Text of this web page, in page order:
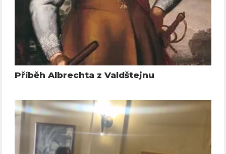
Příběh Albrechta z Valdštejnu